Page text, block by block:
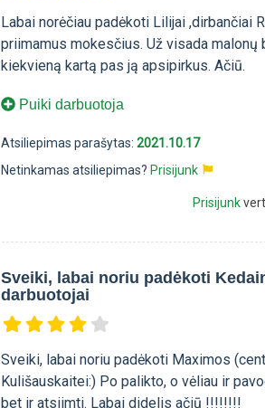
Labai norėčiau padėkoti Lilijai ,dirbančiai
priimamus mokesčius. Už visada
kiekvieną kartą pas ją apsipirkus. Ačiū.
Puiki darbuotoja
Atsiliepimas parašytas:2021.10.17
Netinkamas atsiliepimas?Prisijunk
Prisijunk
Sveiki, labai noriu padėkoti
darbuotojai
Sveiki, labai noriu padėkoti Maximos
Kulišauskaitei:) Po palikto, o vėliau ir
bet ir atsiimti. Labai didelis ačiū !!!!!!!!